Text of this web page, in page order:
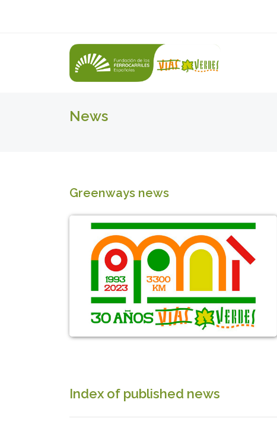
News
Greenways news
Index of published news